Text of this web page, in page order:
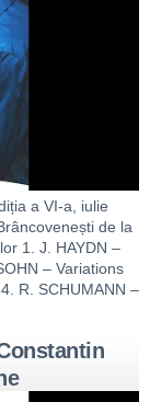
a VI-a, iulie
de la
1. J. HAYDN –
– Variations
R. SCHUMANN –